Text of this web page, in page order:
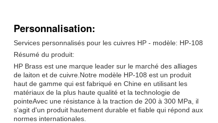
Personnalisation:
Services personnalisés pour les cuivres HP - modèle: HP-108
Résumé du produit:
HP Brass est une marque leader sur le marché des alliages
de laiton et de cuivre.Notre modèle HP-108 est un produit
haut de gamme qui est fabriqué en Chine en utilisant les
matériaux de la plus haute qualité et la technologie de
pointeAvec une résistance à la traction de 200 à 300 MPa, il
s'agit d'un produit hautement durable et fiable qui répond aux
normes internationales.